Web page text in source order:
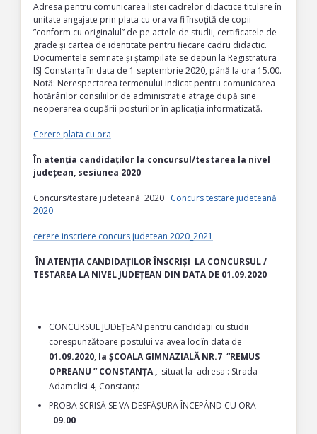
Adresa pentru comunicarea listei cadrelor didactice titulare în
unitate angajate prin plata cu ora va fi însoțită de copii
”conform cu originalul” de pe actele de studii, certificatele de
grade și cartea de identitate pentru fiecare cadru didactic.
Documentele semnate și ștampilate se depun la Registratura
ISJ Constanța în data de 1 septembrie 2020, până la ora 15.00.
Notă: Nerespectarea termenului indicat pentru comunicarea
hotărârilor consiliilor de administrație atrage după sine
neoperarea ocupării posturilor în aplicația informatizată.
Cerere plata cu ora
În atenția candidaților la concursul/testarea la nivel
județean, sesiunea 2020
Concurs/testare judeteană 2020 Concurs testare judeteană
2020
cerere inscriere concurs judetean 2020_2021
ÎN ATENȚIA CANDIDAȚILOR ÎNSCRIȘI LA CONCURSUL /
TESTAREA LA NIVEL JUDEȚEAN DIN DATA DE 01.09.2020
CONCURSUL JUDEȚEAN pentru candidații cu studii
corespunzătoare postului va avea loc în data de
01.09.2020, la ȘCOALA GIMNAZIALĂ NR.7 “REMUS
OPREANU ” CONSTANȚA , situat la adresa : Strada
Adamclisi 4, Constanța
PROBA SCRISĂ SE VA DESFĂȘURA ÎNCEPÂND CU ORA
09.00